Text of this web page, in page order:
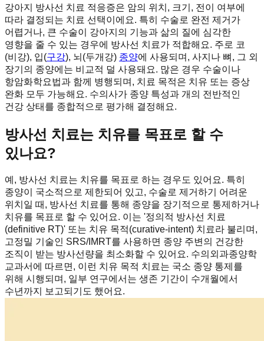
강아지 방사선 치료 적응증은 암의 위치, 크기, 전이 여부에
따라 결정되는 치료 선택이에요. 특히 수술로 완전 제거가
어렵거나, 큰 수술이 강아지의 기능과 삶의 질에 심각한
영향을 줄 수 있는 경우에 방사선 치료가 적합해요. 주로 코
(비강), 입(구강), 뇌(두개강) 종양에 사용되며, 사지나 뼈, 그 외
장기의 종양에는 비교적 덜 사용돼요. 많은 경우 수술이나
항암화학요법과 함께 병행되며, 치료 목적은 치유 또는 증상
완화 모두 가능해요. 수의사가 종양 특성과 개의 전반적인
건강 상태를 종합적으로 평가해 결정해요.
방사선 치료는 치유를 목표로 할 수
있나요?
예, 방사선 치료는 치유를 목표로 하는 경우도 있어요. 특히
종양이 국소적으로 제한되어 있고, 수술로 제거하기 어려운
위치일 때, 방사선 치료를 통해 종양을 장기적으로 통제하거나
치유를 목표로 할 수 있어요. 이는 '정의적 방사선 치료
(definitive RT)' 또는 치유 목적(curative-intent) 치료라 불리며,
고정밀 기술인 SRS/IMRT를 사용하면 종양 주변의 건강한
조직이 받는 방사선량을 최소화할 수 있어요. 수의외과종양학
교과서에 따르면, 이런 치유 목적 치료는 국소 종양 통제를
위해 시행되며, 일부 연구에서는 생존 기간이 수개월에서
수년까지 보고되기도 했어요.